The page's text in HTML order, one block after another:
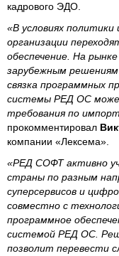
кадрового ЭДО.
«В условиях
организации
обеспечение. На
зарубежным
связка программных
системы РЕД ОС
требования по
прокомментировал
компании «Лексема».
«РЕД СОФТ активно
страны по разным
суперсервисов и
совместно с
программное
системой РЕД ОС.
позволит перевести